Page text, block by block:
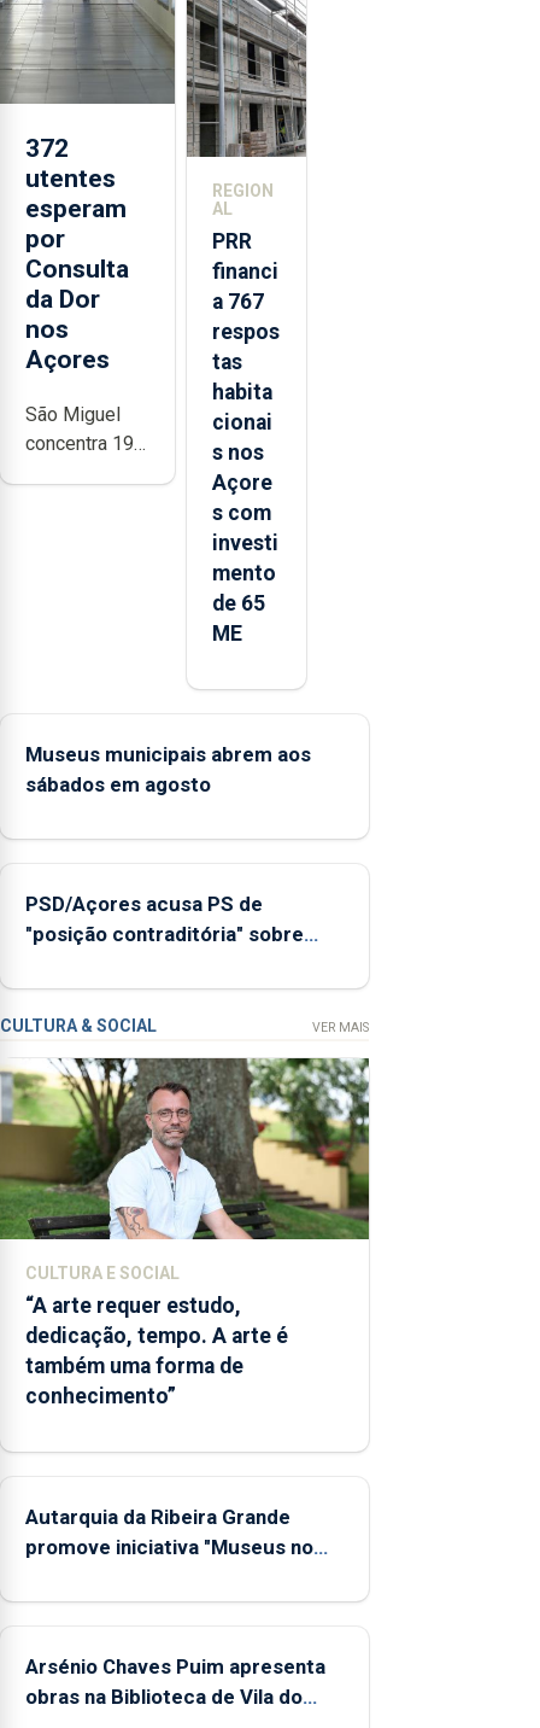
372
utentes
esperam
por
Consulta
da Dor
nos
Açores
São Miguel
concentra 196
ano, enquanto
os casos
15 e 60 dias
pela consulta,
Secretaria
Regional da
venda
de
álcool
na
Região
REGION
AL
PRR
financi
a 767
respos
tas
habita
cionai
s nos
Açore
s com
investi
mento
de 65
ME
Museus municipais abrem aos
sábados em agosto
PSD/Açores acusa PS de
"posição contraditória" sobre
CULTURA & SOCIAL VER MAIS
CULTURA E SOCIAL
“A arte requer estudo,
dedicação, tempo. A arte é
também uma forma de
conhecimento”
Autarquia da Ribeira Grande
promove iniciativa "Museus no
Arsénio Chaves Puim apresenta
obras na Biblioteca de Vila do